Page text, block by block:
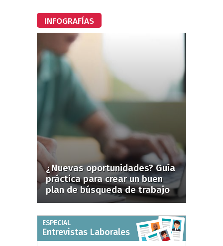
INFOGRAFÍAS
¿Nuevas oportunidades? Guía
práctica para crear un buen
plan de búsqueda de trabajo
ESPECIAL
Entrevistas Laborales